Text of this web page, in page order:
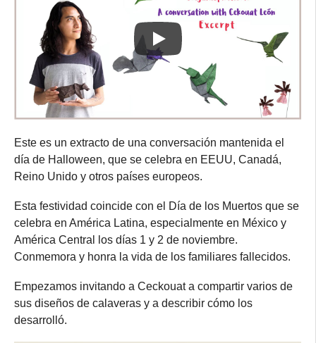
Este es un extracto de una conversación mantenida el
día de Halloween, que se celebra en EEUU, Canadá,
Reino Unido y otros países europeos.
Esta festividad coincide con el Día de los Muertos que se
celebra en América Latina, especialmente en México y
América Central los días 1 y 2 de noviembre.
Conmemora y honra la vida de los familiares fallecidos.
Empezamos invitando a Ceckouat a compartir varios de
sus diseños de calaveras y a describir cómo los
desarrolló.